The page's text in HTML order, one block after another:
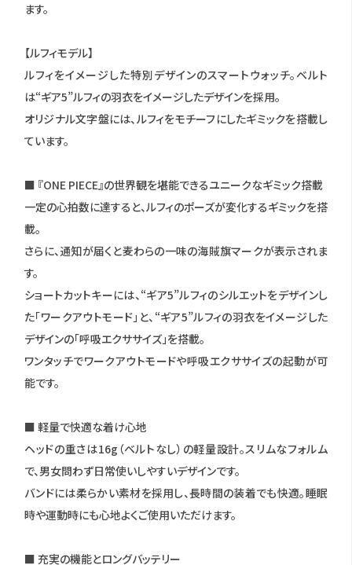
ます。
【ルフィモデル】
ルフィをイメージした特別デザインのスマートウォッチ。ベルト
は“ギア5”ルフィの羽衣をイメージしたデザインを採用。
オリジナル文字盤には、ルフィをモチーフにしたギミックを搭載し
ています。
■ 『ONE PIECE』の世界観を堪能できるユニークなギミック搭載
一定の心拍数に達すると、ルフィのポーズが変化するギミックを搭
載。
さらに、通知が届くと麦わらの一味の海賊旗マークが表示されま
す。
ショートカットキーには、“ギア5”ルフィのシルエットをデザインし
た「ワークアウトモード」と、“ギア5”ルフィの羽衣をイメージした
デザインの「呼吸エクササイズ」を搭載。
ワンタッチでワークアウトモードや呼吸エクササイズの起動が可
能です。
■ 軽量で快適な着け心地
ヘッドの重さは16g（ベルトなし）の軽量設計。スリムなフォルム
で、男女問わず日常使いしやすいデザインです。
バンドには柔らかい素材を採用し、長時間の装着でも快適。睡眠
時や運動時にも心地よくご使用いただけます。
■ 充実の機能とロングバッテリー